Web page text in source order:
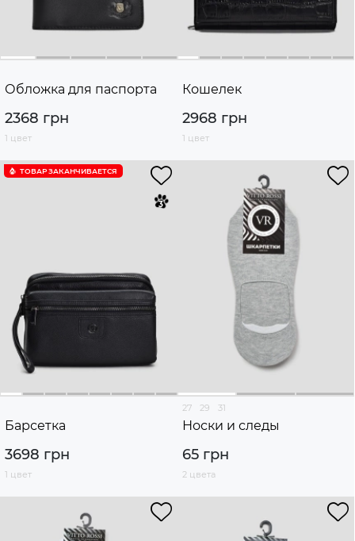
Обложка для паспорта
2368 грн
1 цвет
Кошелек
2968 грн
1 цвет
ТОВАР ЗАКАНЧИВАЕТСЯ
Барсетка
3698 грн
1 цвет
27 29 31
Носки и следы
65 грн
2 цвета